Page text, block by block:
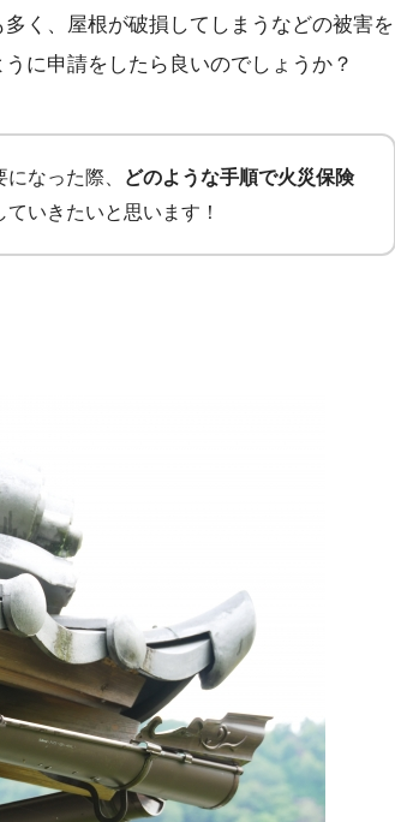
く、屋根が破損してしまうなどの被害を
に申請をしたら良いのでしょうか？
なった際、
どのような手順で火災保険
いきたいと思います！